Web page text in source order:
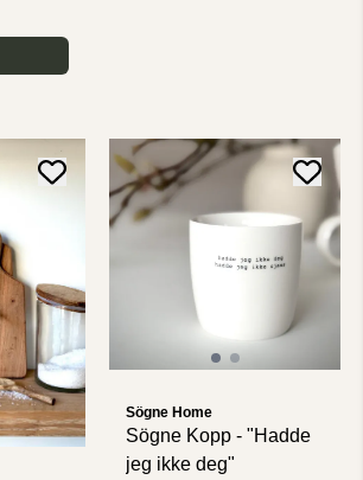
Sögne Home
Sögne Kopp - "Hadde
jeg ikke deg"